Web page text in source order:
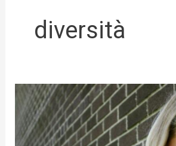
diversità
Inestetismi:
da
problema
ad